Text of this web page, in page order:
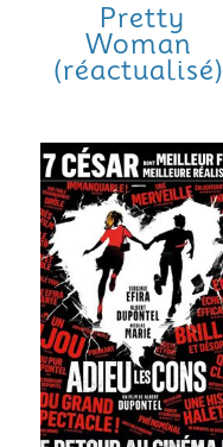
Pretty
Woman
(réactualisé)